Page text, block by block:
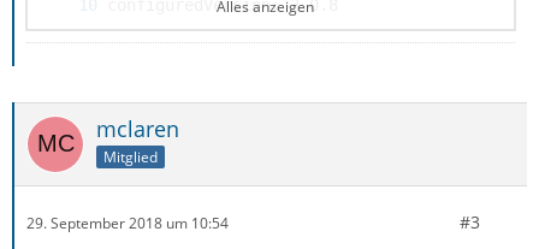
Alles anzeigen
mclaren
Mitglied
29. September 2018 um 10:54 #3